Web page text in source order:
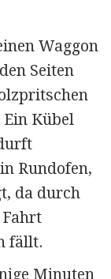
Waggon
Seiten
Ein Kübel
Rundofen,
da durch
fällt.
Minuten